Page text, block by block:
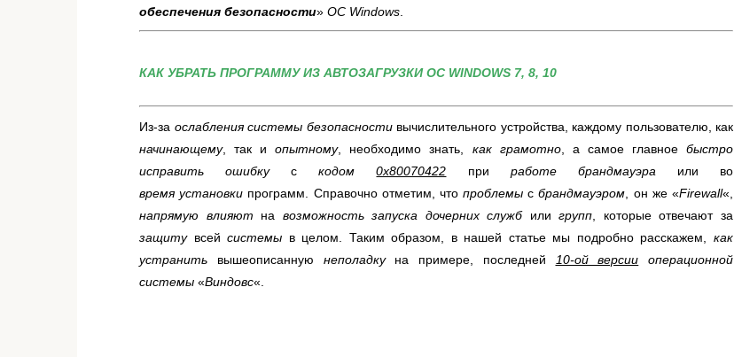
обеспечения безопасности» ОС Windows
КАК УБРАТЬ ПРОГРАММУ ИЗ АВТОЗАГРУЗКИ ОС WINDOWS 7, 8, 10
Из-за ослаблениясистемы безопасностивычислительного устройства, каждому пользователю, как
начинающему, так иопытному, необходимо знать, как грамотно, а самое главноебыстро
исправить ошибкускодом0x80070422 при работе брандмауэра или во
времяустановки программ. Справочно отметим, чтопроблемысбрандмауэром , он же «Firewall«,
напрямую влияют на возможность запуска дочерних службилигрупп , которые отвечают за
защиту всейсистемы в целом. Таким образом, в нашей статье мы подробно расскажем,как
устранить вышеописанную неполадку на примере, последней 10-ой версии
операционной
системы «Виндовс«.